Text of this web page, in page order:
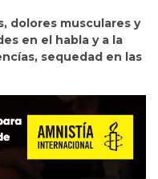
dolores musculares y
en el habla y a la
sequedad en las